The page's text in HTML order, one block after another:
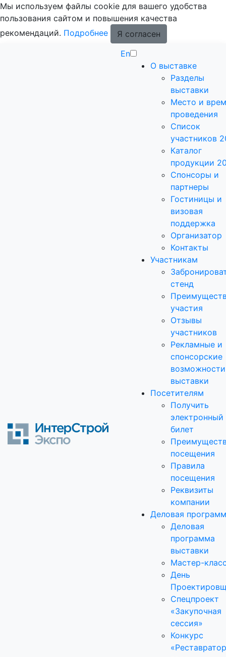
Мы используем файлы cookie для вашего удобства
пользования сайтом и повышения качества
рекомендаций. Подробнее
Я согласен
En
О выставке
Разделы
выставки
Место и
проведения
Список
участников
Каталог
продукции
Спонсоры и
партнеры
Гостиницы и
визовая
поддержка
Организатор
Контакты
Участникам
стенд
участия
Отзывы
участников
Рекламные и
спонсорские
возможности
выставки
Посетителям
Получить
электронный
билет
посещения
Правила
посещения
Реквизиты
компании
Деловая
Деловая
программа
выставки
Мастер-
День
Спецпроект
«Закупочная
сессия»
Конкурс
«Реставратор